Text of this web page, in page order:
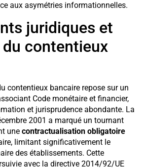
aux asymétries informationnelles.
juridiques et
contentieux
contentieux bancaire repose sur un
Code monétaire et financier,
et jurisprudence abondante. La
2001 a marqué un tournant
une contractualisation obligatoire
limitant significativement le
des établissements. Cette
avec la directive 2014/92/UE